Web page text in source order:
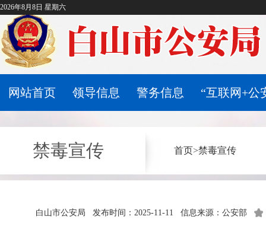
2026年8月8日 星期六
网站首页 领导信息 警务信息 “互联网+公
禁毒宣传 首页>禁毒宣传
白山市公安局 发布时间：2025-11-11 信息来源：公安部